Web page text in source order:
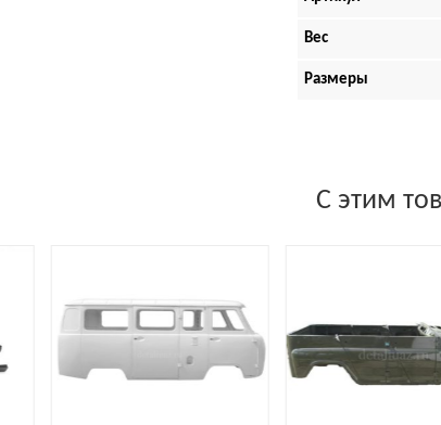
Вес
Размеры
С этим